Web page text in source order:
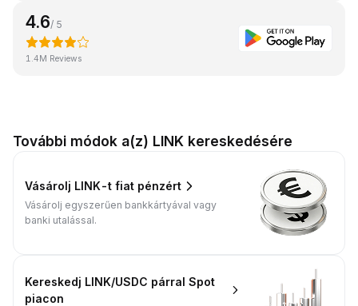
4.6/ 5
1.4M Reviews
További módok a(z) LINK kereskedésére
Vásárolj LINK-t fiat pénzért
Vásárolj egyszerűen bankkártyával vagy
banki utalással.
Kereskedj LINK/USDC párral Spot
piacon